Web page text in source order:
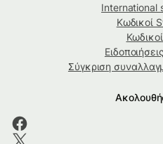
International
Κωδικοί
Σύγκριση